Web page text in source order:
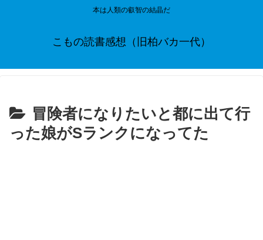
本は人類の叡智の結晶だ
こもの読書感想（旧柏バカ一代）
冒険者になりたいと都に出て行
った娘がSランクになってた